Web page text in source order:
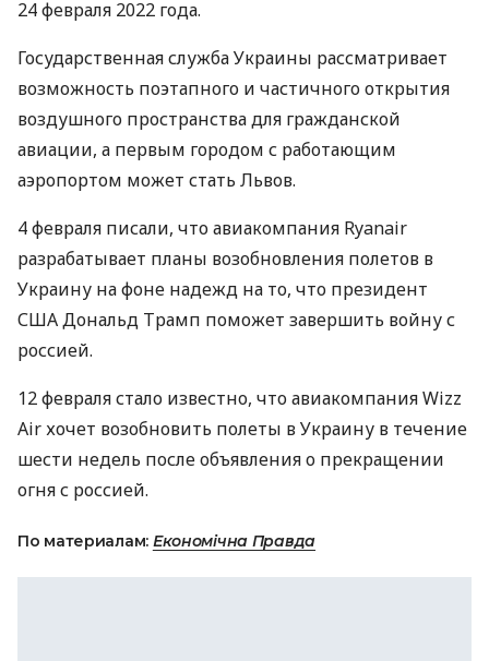
24 февраля 2022 года.
Государственная служба Украины рассматривает
возможность поэтапного и частичного открытия
воздушного пространства для гражданской
авиации, а первым городом с работающим
аэропортом может стать Львов.
4 февраля писали, что авиакомпания Ryanair
разрабатывает планы возобновления полетов в
Украину на фоне надежд на то, что президент
США Дональд Трамп поможет завершить войну с
россией.
12 февраля стало известно, что авиакомпания Wizz
Air хочет возобновить полеты в Украину в течение
шести недель после объявления о прекращении
огня с россией.
По материалам: Економічна Правда